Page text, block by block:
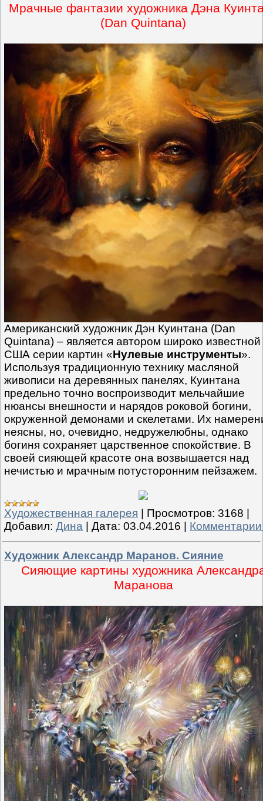
Мрачные фантазии художника Дэна
(Dan Quintana)
Американский художник Дэн Куинтана (Dan
Quintana) – является автором широко известной
США серии картин «Нулевые инструменты».
Используя традиционную технику масляной
живописи на деревянных панелях, Куинтана
предельно точно воспроизводит мельчайшие
нюансы внешности и нарядов роковой богини,
окруженной демонами и скелетами. Их
неясны, но, очевидно, недружелюбны, однако
богиня сохраняет царственное спокойствие. В
своей сияющей красоте она возвышается над
нечистью и мрачным потусторонним пейзажем.
Художественная галерея | Просмотров: 3168 |
Добавил: Дина | Дата: 03.04.2016 |
Художник Александр Маранов. Сияние
Сияющие картины художника
Маранова